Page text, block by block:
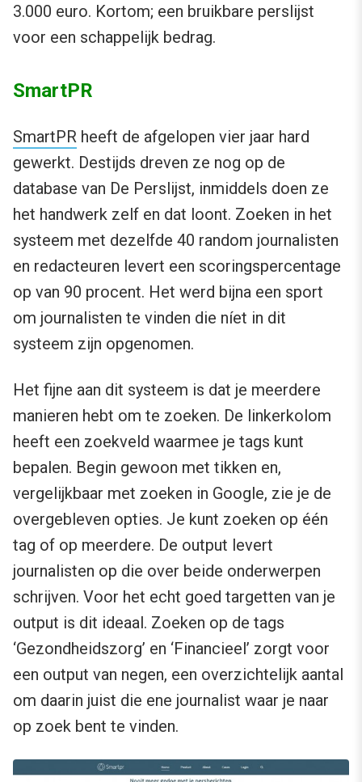
3.000 euro. Kortom; een bruikbare perslijst
voor een schappelijk bedrag.
SmartPR
SmartPR heeft de afgelopen vier jaar hard
gewerkt. Destijds dreven ze nog op de
database van De Perslijst, inmiddels doen ze
het handwerk zelf en dat loont. Zoeken in het
systeem met dezelfde 40 random journalisten
en redacteuren levert een scoringspercentage
op van 90 procent. Het werd bijna een sport
om journalisten te vinden die níet in dit
systeem zijn opgenomen.
Het fijne aan dit systeem is dat je meerdere
manieren hebt om te zoeken. De linkerkolom
heeft een zoekveld waarmee je tags kunt
bepalen. Begin gewoon met tikken en,
vergelijkbaar met zoeken in Google, zie je de
overgebleven opties. Je kunt zoeken op één
tag of op meerdere. De output levert
journalisten op die over beide onderwerpen
schrijven. Voor het echt goed targetten van je
output is dit ideaal. Zoeken op de tags
‘Gezondheidszorg’ en ‘Financieel’ zorgt voor
een output van negen, een overzichtelijk aantal
om daarin juist die ene journalist waar je naar
op zoek bent te vinden.